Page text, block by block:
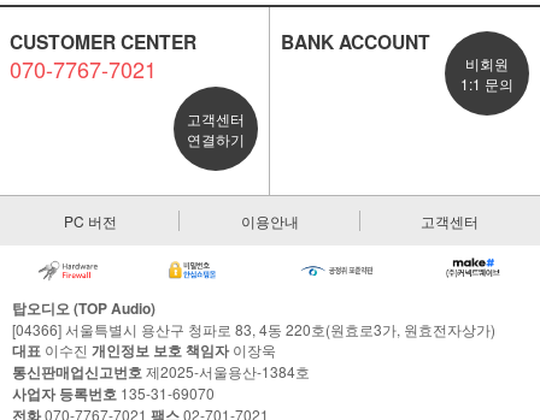
CUSTOMER CENTER
070-7767-7021
고객센터
연결하기
BANK ACCOUNT
비회원
1:1 문의
PC 버전 이용안내 고객센터
탑오디오 (TOP Audio)
[04366] 서울특별시 용산구 청파로 83, 4동 220호(원효로3가, 원효전자상가)
대표 이수진 개인정보 보호 책임자이장욱
통신판매업신고번호제2025-서울용산-1384호
사업자 등록번호 135-31-69070
전화070-7767-7021 팩스02-701-7021